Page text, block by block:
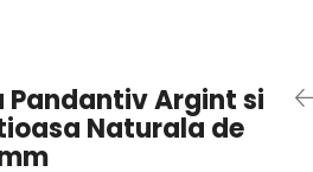
Pandantiv Argint si
Naturala de